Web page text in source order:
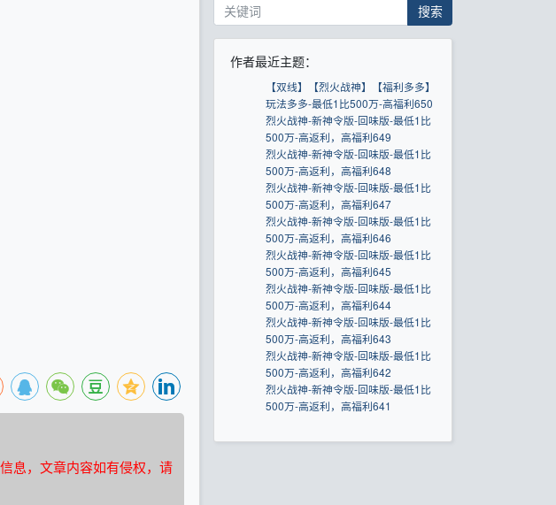
息，文章内容如有侵权，请
搜索
作者最近主题：
【双线】【烈火战神】【福利多多】
玩法多多-最低1比500万-高福利650
烈火战神-新神令版-回味版-最低1比
500万-高返利，高福利649
烈火战神-新神令版-回味版-最低1比
500万-高返利，高福利648
烈火战神-新神令版-回味版-最低1比
500万-高返利，高福利647
烈火战神-新神令版-回味版-最低1比
500万-高返利，高福利646
烈火战神-新神令版-回味版-最低1比
500万-高返利，高福利645
烈火战神-新神令版-回味版-最低1比
500万-高返利，高福利644
烈火战神-新神令版-回味版-最低1比
500万-高返利，高福利643
烈火战神-新神令版-回味版-最低1比
500万-高返利，高福利642
烈火战神-新神令版-回味版-最低1比
500万-高返利，高福利641